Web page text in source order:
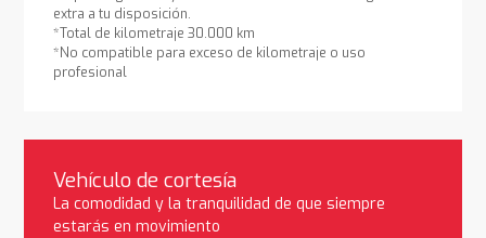
extra a tu disposición.
*Total de kilometraje 30.000 km
*No compatible para exceso de kilometraje o uso
profesional
Vehículo de cortesía
La comodidad y la tranquilidad de que siempre
estarás en movimiento